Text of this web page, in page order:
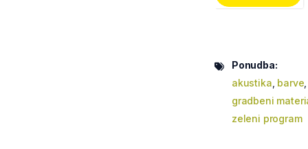
Ponudba:
akustika barve
gradbeni
zeleni program